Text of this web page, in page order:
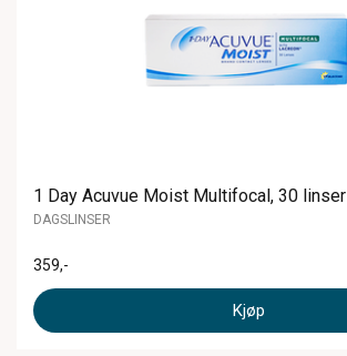
1 Day Acuvue Moist Multifocal, 30 linser
DAGSLINSER
359,-
Kjøp